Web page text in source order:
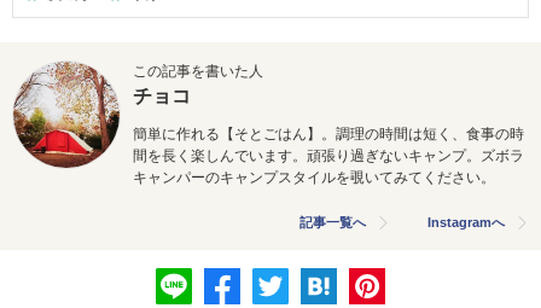
この記事を書いた人
チョコ
簡単に作れる【そとごはん】。調理の時間は短く、食事の時
間を長く楽しんでいます。頑張り過ぎないキャンプ。ズボラ
キャンパーのキャンプスタイルを覗いてみてください。
記事一覧へ Instagramへ